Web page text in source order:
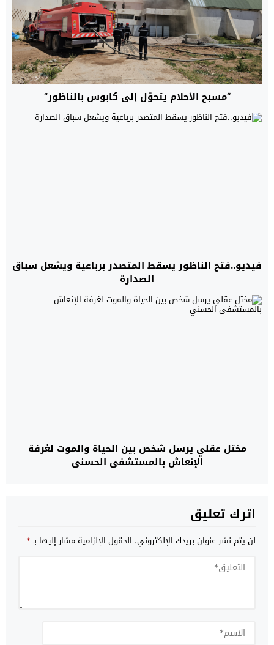
“مسبح الأحلام يتحوّل إلى كابوس بالناظور”
فيديو..فتح الناظور يسقط المتصدر برباعية ويشعل سباق
الصدارة
مختل عقلي يرسل شخص بين الحياة والموت لغرفة
الإنعاش بالمستشفى الحسني
اترك تعليق
لن يتم نشر عنوان بريدك الإلكتروني. الحقول الإلزامية مشار إليها بـ*